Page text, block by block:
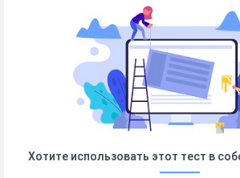
Хотите использовать этот тест в